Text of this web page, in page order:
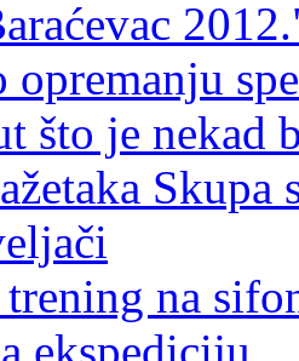
opremanju
što je nekad
Skupa
na